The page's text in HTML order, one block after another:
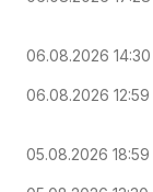
06.08.2026 14:30
06.08.2026 12:59
05.08.2026 18:59